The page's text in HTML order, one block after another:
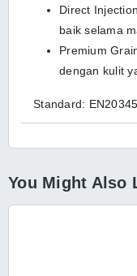
Direct
baik selama
Premium
dengan kulit
Standard:
You Might Also